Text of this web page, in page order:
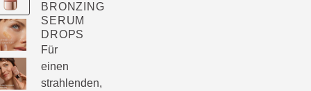
BRONZING
SERUM
DROPS
Für
einen
strahlenden,